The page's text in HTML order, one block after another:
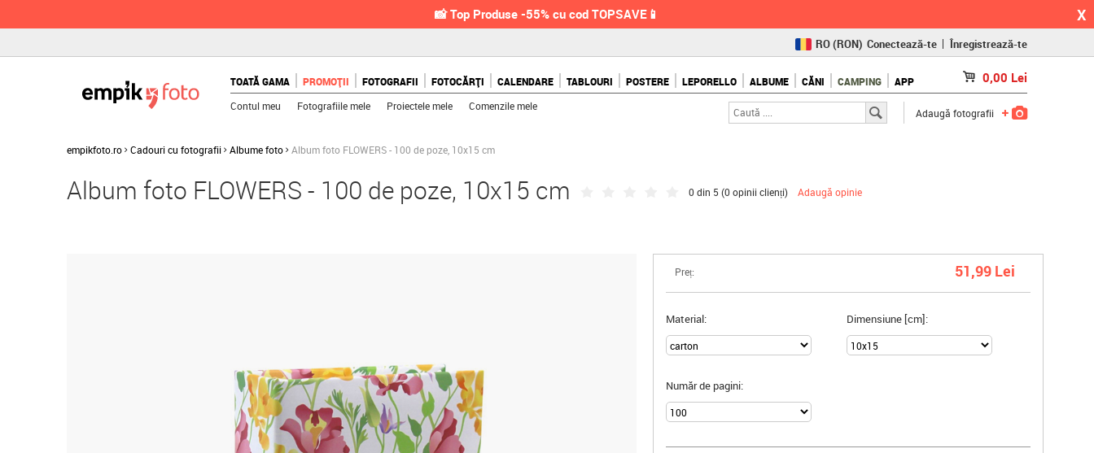
📸 Top Produse -55% cu cod TOPSAVE📱 X
(KČ)
SK(€)
RO(RON) Conectează-te Înregistrează-te
TOATĂ GAMA PROMOȚII FOTOGRAFII FOTOCĂRȚI CALENDARE TABLOURI POSTERE LEPORELLO ALBUME CĂNI CAMPING APP 0,00 Lei
Contul meu Fotografiile mele Proiectele mele Comenzile mele
Adaugă fotografii
empikfoto.ro Cadouri cu fotografii Albume foto Album foto FLOWERS - 100 de poze, 10x15 cm
Album foto FLOWERS - 100 de poze, 10x15 cm 0 din 5 (0 opinii clienți) Adaugă opinie
Preț: 51,99 Lei
Material: Dimensiune [cm]:
Număr de pagini: